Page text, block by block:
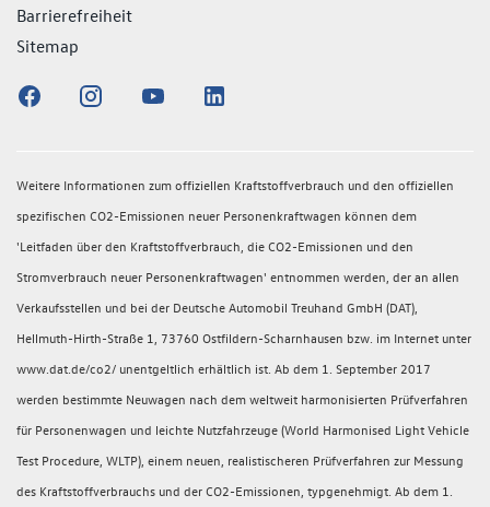
Barrierefreiheit
Sitemap
Weitere Informationen zum offiziellen Kraftstoffverbrauch und den offiziellen
spezifischen CO2-Emissionen neuer Personenkraftwagen können dem
'Leitfaden über den Kraftstoffverbrauch, die CO2-Emissionen und den
Stromverbrauch neuer Personenkraftwagen' entnommen werden, der an allen
Verkaufsstellen und bei der Deutsche Automobil Treuhand GmbH (DAT),
Hellmuth-Hirth-Straße 1, 73760 Ostfildern-Scharnhausen bzw. im Internet unter
www.dat.de/co2/ unentgeltlich erhältlich ist. Ab dem 1. September 2017
werden bestimmte Neuwagen nach dem weltweit harmonisierten Prüfverfahren
für Personenwagen und leichte Nutzfahrzeuge (World Harmonised Light Vehicle
Test Procedure, WLTP), einem neuen, realistischeren Prüfverfahren zur Messung
des Kraftstoffverbrauchs und der CO2-Emissionen, typgenehmigt. Ab dem 1.